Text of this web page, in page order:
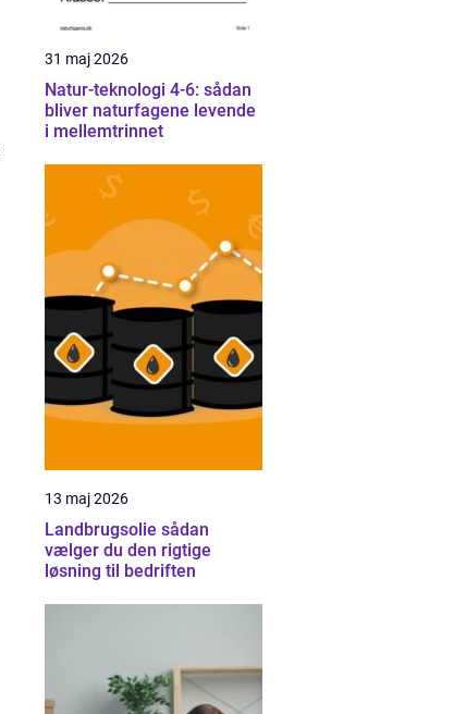
31 maj 2026
Natur-teknologi 4-6: sådan
bliver naturfagene levende
i mellemtrinnet
13 maj 2026
Landbrugsolie sådan
vælger du den rigtige
løsning til bedriften